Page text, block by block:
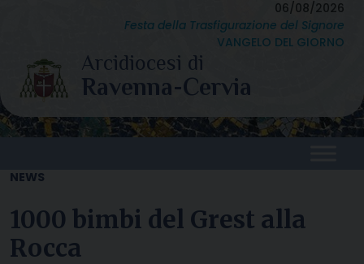
content
06/08/2026
Festa della Trasfigurazione del Signore
VANGELO DEL GIORNO
NEWS
1000 bimbi del Grest alla
Rocca